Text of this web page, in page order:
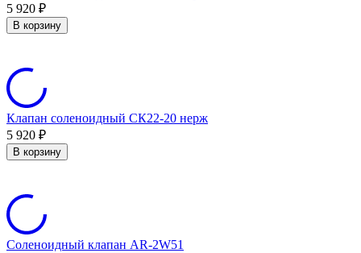
5 920 ₽
В корзину
Клапан соленоидный СК22-20 нерж
5 920 ₽
В корзину
Соленоидный клапан AR-2W51